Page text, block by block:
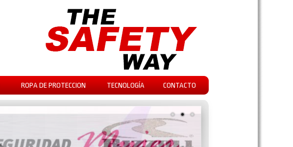
ROPA DE PROTECCION TECNOLOGÍA CONTACTO